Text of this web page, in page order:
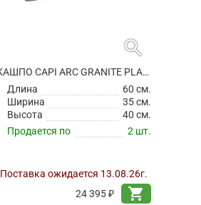
search
КАШПО CAPI ARC GRANITE PLANTER RECTANGLE WARM TAUPE
Длина
60 см.
Ширина
35 см.
Высота
40 см.
Продается по
2 шт.
Поставка ожидается 13.08.26г.
24 395 ₽
shopping_cart